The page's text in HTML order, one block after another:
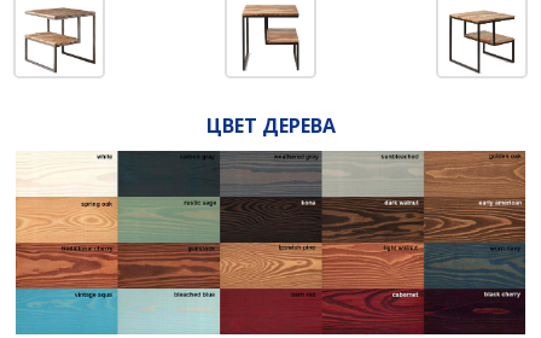
ЦВЕТ ДЕРЕВА